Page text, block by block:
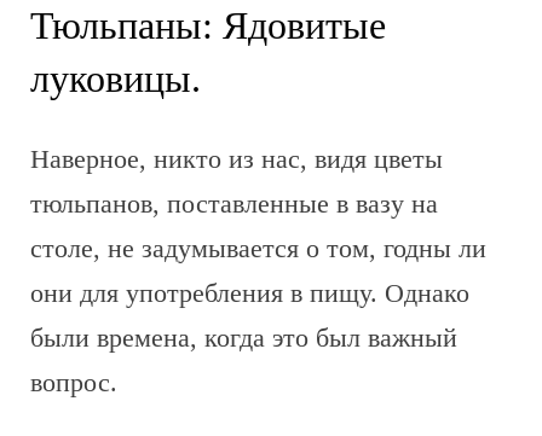
Тюльпаны: Ядовитые
луковицы.
Наверное, никто из нас, видя цветы
тюльпанов, поставленные в вазу на
столе, не задумывается о том, годны ли
они для употребления в пищу. Однако
были времена, когда это был важный
вопрос.